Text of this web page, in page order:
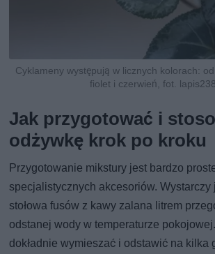
Cyklameny występują w licznych kolorach: od
fiolet i czerwień, fot.
Jak przygotować i
odżywkę krok po kroku
Przygotowanie mikstury jest bardzo
specjalistycznych akcesoriów. Wystarczy
stołowa fusów z kawy zalana litrem
odstanej wody w temperaturze
dokładnie wymieszać i odstawić na kilka